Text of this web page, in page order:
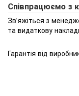
Співпрацюємо з
Зв'яжіться з
та видаткову
Гарантія від